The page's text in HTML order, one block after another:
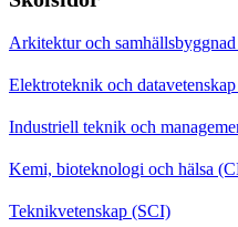
Arkitektur och
Elektroteknik och
Industriell teknik och
Kemi, bioteknologi och hälsa
Teknikvetenskap (SCI)